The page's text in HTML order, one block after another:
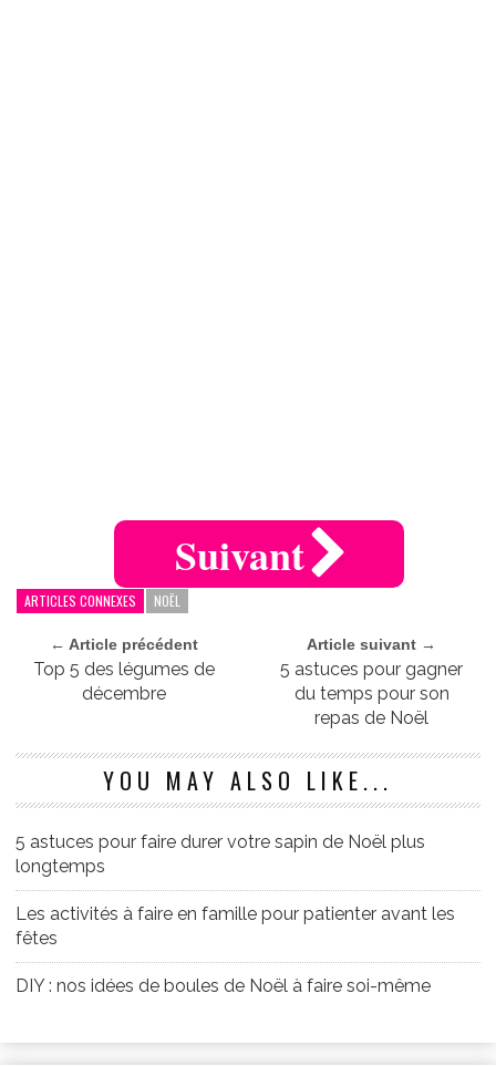
Suivant
ARTICLES CONNEXES NOËL
← Article précédent
Top 5 des légumes de
décembre
Article suivant →
5 astuces pour gagner
du temps pour son
repas de Noël
YOU MAY ALSO LIKE...
5 astuces pour faire durer votre sapin de Noël plus
longtemps
Les activités à faire en famille pour patienter avant les
fêtes
DIY : nos idées de boules de Noël à faire soi-même